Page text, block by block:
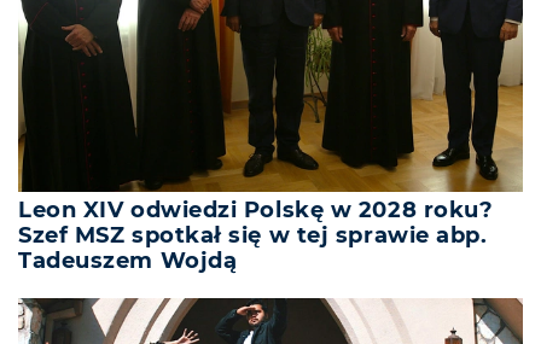
Leon XIV odwiedzi Polskę w 2028 roku?
Szef MSZ spotkał się w tej sprawie abp.
Tadeuszem Wojdą